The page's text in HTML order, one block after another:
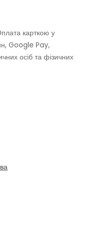
карткою у
Google Pay,
осіб та фізичних